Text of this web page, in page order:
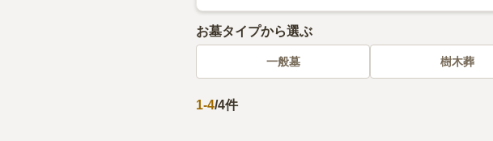
お墓タイプから選ぶ
一般墓 樹木葬
1-4/4件